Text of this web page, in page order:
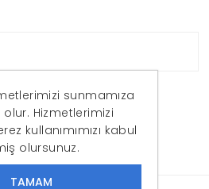
AÇ
sunmamıza
olur. Hizmetlerimizi
kullanımımızı kabul
olursunuz.